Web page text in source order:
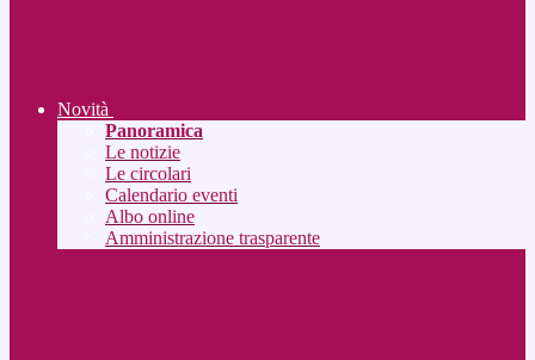
Novità
Panoramica
Le notizie
Le circolari
Calendario eventi
Albo online
Amministrazione trasparente